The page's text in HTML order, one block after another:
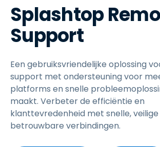
Splashtop
Support
Een gebruiksvriendelijke oplossing
support met ondersteuning voor
platforms en snelle
maakt. Verbeter de efficiëntie en
klanttevredenheid met snelle,
betrouwbare verbindingen.